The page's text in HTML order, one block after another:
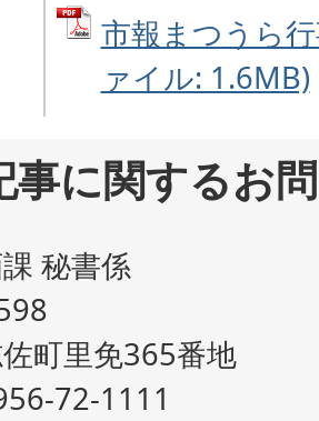
市報まつうら
ァイル: 1.6MB)
事に関するお
秘書係
町里免365番地
72-1111